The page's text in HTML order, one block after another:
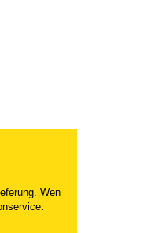
24 Stunden
die 1kg